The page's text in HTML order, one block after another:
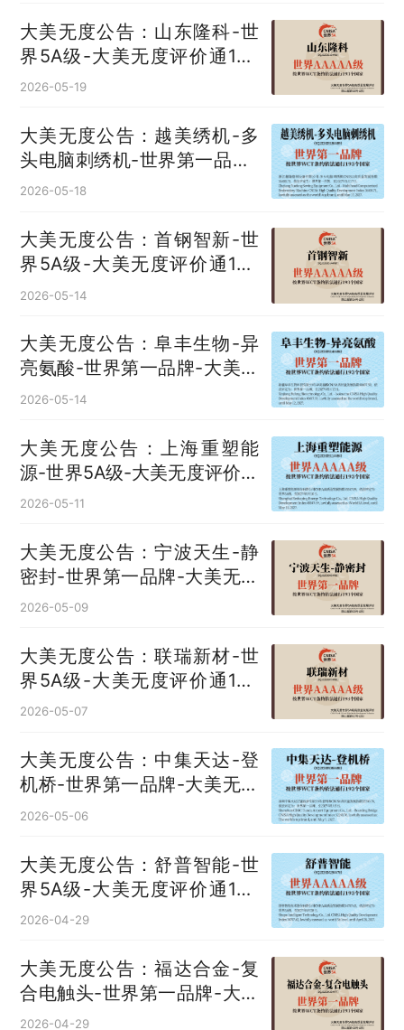
大美无度公告：山东隆科-世
界5A级-大美无度评价通193
国
2026-05-19
大美无度公告：越美绣机-多
头电脑刺绣机‌-世界第一品牌-
大美无度评价通193国
2026-05-18
大美无度公告：首钢智新-世
界5A级-大美无度评价通193
国
2026-05-14
大美无度公告：阜丰生物-异
亮氨酸‌-世界第一品牌-大美无
度评价通193国
2026-05-14
大美无度公告：上海重塑能
源-世界5A级-大美无度评价通
193国
2026-05-11
大美无度公告：宁波天生-静
密封‌-世界第一品牌-大美无度
评价通193国
2026-05-09
大美无度公告：联瑞新材-世
界5A级-大美无度评价通193
国
2026-05-07
大美无度公告：中集天达-登
机桥‌-世界第一品牌-大美无度
评价通193国
2026-05-06
大美无度公告：舒普智能-世
界5A级-大美无度评价通193
国
2026-04-29
大美无度公告：福达合金-复
合电触头‌-世界第一品牌-大美
无度评价通193国
2026-04-29